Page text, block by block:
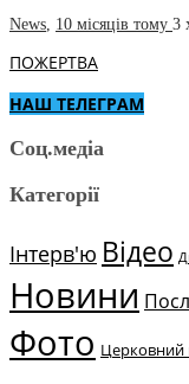
News 10 місяців тому 3
ПОЖЕРТВА
НАШ ТЕЛЕГРАМ
Соц.медіа
Категорії
Інтерв'ю Відео
Новини
Фото Церковний